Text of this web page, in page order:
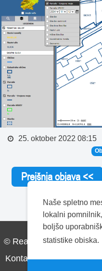
Naše spletno
lokalni
boljšo
statistike obiska.
25. oktober 2022 08:15
Prejšnja objava <<
© Realis d.o.o. Vse
Kontakt Pogoji uporabe